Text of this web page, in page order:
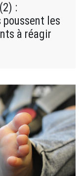
:
les
à réagir